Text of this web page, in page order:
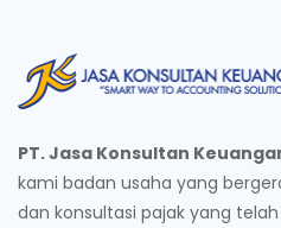
PT. Jasa Konsultan
kami badan usaha yang
dan konsultasi pajak yang